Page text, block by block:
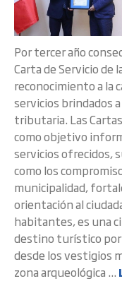
Por tercer año
Carta de Servicio de
reconocimiento a la
servicios brindados
tributaria. Las
como objetivo
servicios ofrecidos,
como los
municipalidad,
orientación al
habitantes, es una
destino turístico por
desde los vestigios
zona arqueológica ...